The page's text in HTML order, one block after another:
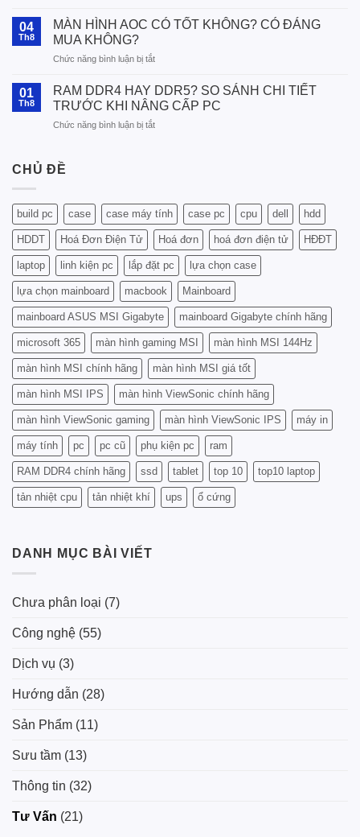
Chọn
Phù
Với
CPU
Và
Tiết
Từ
A
Đến
Z
04
Th8
MÀN HÌNH AOC CÓ TỐT KHÔNG? CÓ ĐÁNG
MUA KHÔNG?
Chức năng bình luận bị tắtở
HÌNH
AOC
CÓ
TỐT
01
Th8
RAM DDR4 HAY DDR5? SO SÁNH CHI TIẾT
TRƯỚC KHI NÂNG CẤP PC
Chức năng bình luận bị tắtở
SÁNH
CHI
TIẾT
TRƯỚC
KHI
NÂNG
CẤP
PC
CHỦ ĐỀ
build pc case case máy tính case pc cpu dell hdd
HDDT Hoá Đơn Điện Tử Hoá đơn hoá đơn điện tử HĐĐT
laptop linh kiện pc lắp đặt pc lựa chọn case
lựa chọn mainboard macbook Mainboard
mainboard ASUS MSI Gigabyte mainboard Gigabyte chính hãng
microsoft 365 màn hình gaming MSI màn hình MSI 144Hz
màn hình MSI chính hãng màn hình MSI giá tốt
màn hình MSI IPS màn hình ViewSonic chính hãng
màn hình ViewSonic gaming màn hình ViewSonic IPS máy in
máy tính pc pc cũ phụ kiện pc ram
RAM DDR4 chính hãng ssd tablet top 10 top10 laptop
tản nhiệt cpu tản nhiệt khí ups ổ cứng
DANH MỤC BÀI VIẾT
Chưa phân loại (7)
Công nghệ (55)
Dịch vụ (3)
Hướng dẫn (28)
Sản Phẩm (11)
Sưu tầm (13)
Thông tin (32)
Tư Vấn (21)